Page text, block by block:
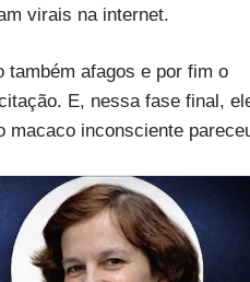
virais na internet.
também afagos e por fim o
E, nessa fase final,
macaco inconsciente